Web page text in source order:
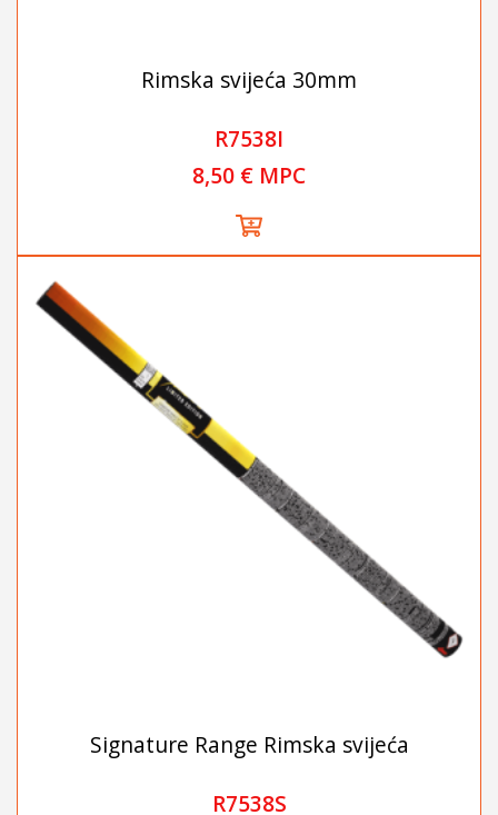
Rimska svijeća 30mm
R7538I
8,50 € MPC
Signature Range Rimska svijeća
R7538S